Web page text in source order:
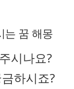
는 꿈 해몽
시나요?
하시죠?